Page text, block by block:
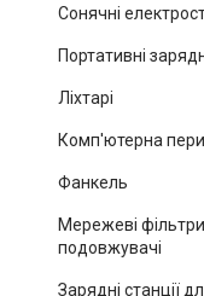
Сонячні
Портативні
Ліхтарі
Комп'ютерна
Фанкель
Мережеві
подовжувачі
Зарядні станції